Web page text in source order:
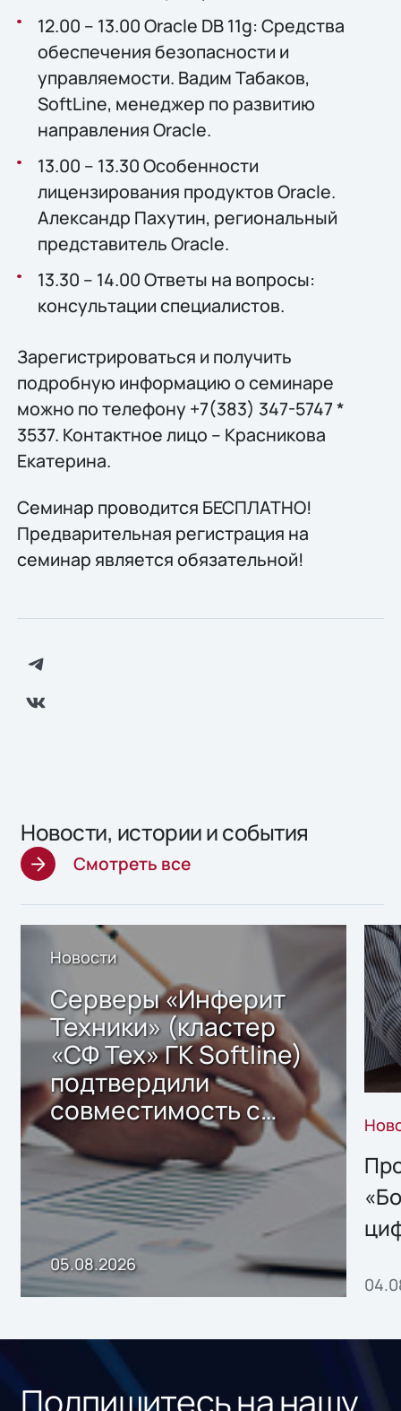
12.00 – 13.00 Oracle DB 11g: Средства
обеспечения безопасности и
управляемости. Вадим Табаков,
SoftLine, менеджер по развитию
направления Oracle.
13.00 – 13.30 Особенности
лицензирования продуктов Oracle.
Александр Пахутин, региональный
представитель Oracle.
13.30 – 14.00 Ответы на вопросы:
консультации специалистов.
Зарегистрироваться и получить
подробную информацию о семинаре
можно по телефону +7(383) 347-5747 *
3537. Контактное лицо – Красникова
Екатерина.
Семинар проводится БЕСПЛАТНО!
Предварительная регистрация на
семинар является обязательной!
Новости, истории и события
Смотреть все
Новости
Серверы «Инферит
Техники» (кластер
«СФ Тех» ГК Softline)
подтвердили
совместимость с
решением Sharx
Storage 2.x для
хранения данных
05.08.2026
Подпишитесь на нашу